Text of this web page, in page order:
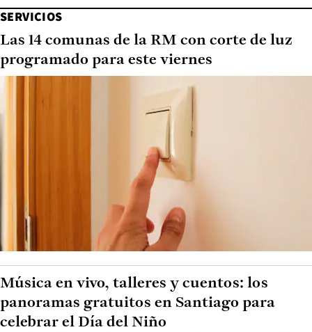
SERVICIOS
Las 14 comunas de la RM con corte de luz
programado para este viernes
Música en vivo, talleres y cuentos: los
panoramas gratuitos en Santiago para
celebrar el Día del Niño